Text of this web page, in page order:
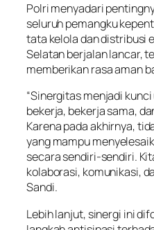
Polri menyadari
seluruh pemangku
tata kelola dan distribusi
Selatan berjalan lancar,
memberikan rasa aman
“Sinergitas menjadi
bekerja, bekerja sama,
Karena pada akhirnya,
yang mampu
secara sendiri-sendiri.
kolaborasi, komunikasi,
Sandi.
Lebih lanjut, sinergi ini